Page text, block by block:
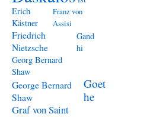
Erich
Kästner
Franz von
Assisi
Friedrich
Nietzsche
Gand
hi
Georg Bernard
Shaw
George Bernard
Shaw
Goet
he
Graf von Saint